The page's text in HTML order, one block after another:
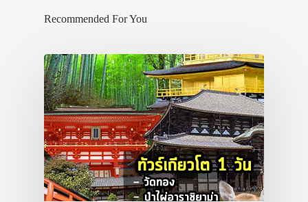
Recommended For You